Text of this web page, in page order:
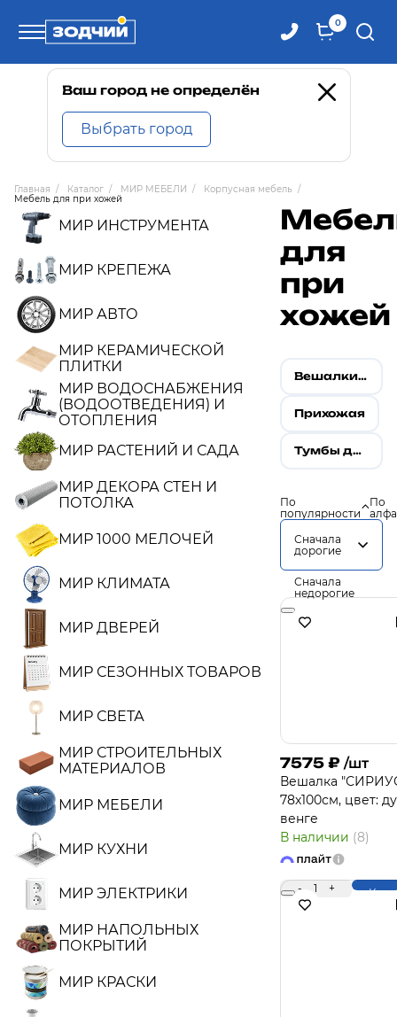
0
Телефоны
8 800 100-71-71
8 (4242) 30-00-27
8 (4242) 30-00-72
Ваш город не определён
Выбрать город
Главная / Каталог / МИР МЕБЕЛИ / Корпусная мебель /
Мебель для при хожей
МИР ИНСТРУМЕНТА
МИР КРЕПЕЖА
МИР АВТО
МИР КЕРАМИЧЕСКОЙ
ПЛИТКИ
МИР ВОДОСНАБЖЕНИЯ
(ВОДООТВЕДЕНИЯ) И
ОТОПЛЕНИЯ
МИР РАСТЕНИЙ И САДА
МИР ДЕКОРА СТЕН И
ПОТОЛКА
МИР 1000 МЕЛОЧЕЙ
МИР КЛИМАТА
МИР ДВЕРЕЙ
МИР СЕЗОННЫХ ТОВАРОВ
МИР СВЕТА
МИР СТРОИТЕЛЬНЫХ
МАТЕРИАЛОВ
МИР МЕБЕЛИ
МИР КУХНИ
МИР ЭЛЕКТРИКИ
МИР НАПОЛЬНЫХ
ПОКРЫТИЙ
МИР КРАСКИ
для
при
хожей
Вешалки настенные
Прихожая
Тумбы для обуви
По
популярности
По
Сначала
дорогие
Сначала
недорогие
7575 ₽ /шт
Вешалка
78х100см, цвет:
венге
В наличии (8)
- 1 +